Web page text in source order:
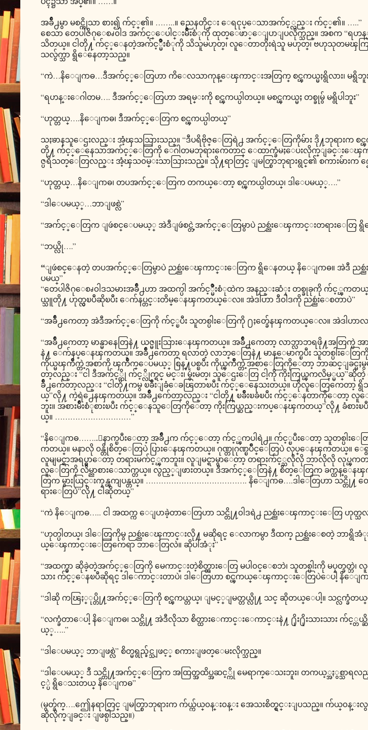
အခ်ိဳ႕မွာ မစင္ကိုသာ စား၍ က်င့္၏။ ……..။ ညေနတိုင္း ေရငုပ္ေသာအက်င့္လည္း က်င့္၏။ …..”
စေသာ တေပါဇိဂုေစၧ၀ါဒ အက်င့္ေပါင္းမ်ိဳးစံုကို ထုတ္ေဖာ္ေျပာျပလိုက္သည္။ အစက “
သိတယ္။ ငါတို႔ က်င့္ေနတဲ့အက်င့္မ်ိဳးစံုကို သိသူမဟုတ္၊ လူေတာတိုးရဲသူ မဟုတ္၊ ဗဟုသုတမၾကြယ္
သလွ်က္သာ ရွိေနေတာ့သည္။
“ကဲ…နိေျဂာဓ…ဒီအက်င့္ေတြဟာ ကိေလသာကုန္ေၾကာင္းအတြက္ စင္ၾကယ္မႈရွိလား၊ မရွိဘူး
“ရဟန္းေဂါတမ…. ဒီအက်င့္ေတြဟာ အရမ္းကို စင္ၾကယ္ပါတယ္။ မစင္ၾကယ္မႈ တစ္ခုမွ် မရွိပါဘူး”
“ဟုတ္တယ္….နိေျဂာဓ၊ ဒီအက်င့္ေတြက စင္ၾကယ္ပါတယ္”
သႏၶာနသူေဌးလည္း အံ့ၾသသြားသည္။ “ဒီပရိဗိုဇ္ေတြရဲ႕ အက်င့္ေတြကိုမ်ား ဒို႔ဘုရားက စ
တို႔ က်င့္ေနေသာအက်င့္ေတြကို ေဂါတမဘုရားကေတာင္ ေထာက္ခံမႈေပးလိုက္ျခင္းေၾ
ဇ္ပရိသတ္ေတြလည္း အံ့ၾသ၀မ္းသာသြားသည္။ သို႔ရာတြင္ ျမတ္စြာဘုရားရွင္၏ စကားမ်ားက
“ဟုတ္တယ္…နိေျဂာဓ၊ တပအက်င့္ေတြက တကယ္ေတာ့ စင္ၾကယ္ပါတယ္၊ ဒါေပမယ့္….”
“ဒါေပမယ့္…ဘာျဖစ္လဲ”
“အက်င့္ေတြက ျဖဴစင္ေပမယ့္ အဲဒီျဖဴစင္တဲ့အက်င့္ေတြမွာပဲ ညစ္ညဴးေၾကာင္းတရားေတြ ရွိ
“ဘယ္လို….”
“ျဖဴစင္ေနတဲ့ တပအက်င့္ေတြမွာပဲ ညစ္ညဴးေၾကာင္းေတြက ရွိေနတယ္ နိေျဂာဓ။ အဲဒီ ည
ပမယ္”
“တေပါဇိဂုေစၧ၀ါဒသမားအခ်ိဳ႕ဟာ အထက္ပါ အက်င့္မ်ိဳးစံုထဲက အနည္းဆံုး တစ္ခုခုကို က်င့္ၾက
ယ္သူတို႔ ဟုတ္လွၿပီဆိုၿပီး ေက်နပ္တင္းတိမ္ေနၾကတယ္ေလ။ အဲဒါဟာ ဒီ၀ါဒကို ညစ္ညဴးေစတာပဲ”
“အခ်ိဳ႕ကေတာ့ အဲဒီအက်င့္ေတြကို က်င့္ၿပီး သူတစ္ပါးေတြကို ႐ႈတ္ခ်ေနၾကတယ္ေလ။ အဲဒါဟာလ
“အခ်ိဳ႕ကေတာ့ မာန္မာနေတြနဲ႔ ယဇ္မူးသြားေနၾကတယ္။ အခ်ိဳ႕ကေတာ့ လာဘ္လာဘရဖို႔အတြက္
နဲ႔ ေက်နပ္ေနၾကတယ္။ အခ်ိဳ႕ကေတာ့ ရလာတဲ့ လာဘ္ေတြနဲ႔ မာန္ေမာက္ၿပီး သူတစ္ပါးေ
ကိုယ္မၾကိဳက္တဲ့အစာကို ၾကိဳက္ေပမယ့္ စြန္႔ပစ္ၿပီး ကိုယ္ၾကိဳက္တဲ့အစာေတြကိုေတာ့ ဘာဆင္ျခင္မ
တာ့လည္း “ငါ ဒီအက်င့္ကို က်င့္လိုက္ရင္ မင္း၊ မွဴးမတ္၊ သူေဌးေတြ ငါ့ကို ကိုးကြယ္ၾကလိမ့္မယ္”ဆို
ခ်ိဳ႕က်ေတာ့လည္း “ငါတို႔ကမွ ၿခိဳးျခံေခၽြတာၿပီး က်င့္ေနေသးတယ္။ ဟိုလူေတြကေတာ့ ရွိ
ယ္”လို႔ ကဲ့ရဲ႕ေနၾကတယ္။ အခ်ိဳ႕က်ေတာ့လည္း “ငါတို႔ ၿခိဳးၿခံၿပီး က်င့္ေနတာကိုေတာ့ လူ
ဘူး။ အစားမ်ိဳးစံုစားၿပီး က်င့္ေနသူေတြကိုေတာ့ ကိုးကြယ္ဆည္းကပ္ေနၾကတယ္”လို႔ ခံစားၿ
ယ္။ …………………………”
“နိေျဂာဓ……..ေနာက္ၿပီးေတာ့ အခ်ိဳ႕က က်င့္ေတာ့ က်င့္ၾကပါရဲ႕။ က်င့္ၿပီးေတာ့ သူတစ္ပါး
ကတယ္။ မနာလို ၀န္တိုစိတ္ေတြပဲ ပြားေနၾကတယ္။ ဂုဏ္တုဂုဏ္ၿပိဳင္ေတြပဲ လုပ္ေနၾကတယ္။ ေရွ႕တ
လူမျမင္ရာအရပ္မွာေတာ့ တရားမက်င့္ၾကဘူး။ လူျမင္ရာမွာေတာ့ တရားက်င့္သလိုလို ဘာလိုလို လုပ္
လူေတြကို လိမ္ညာစားေသာက္တယ္။ လွည့္ျဖားတယ္။ ဒီအက်င့္ေတြနဲ႔ စိတ္ေတြက ခက္ထန္
တြက မွားယြင္းကုန္ၾကျပန္တယ္။ …………………………………. နိေျဂာဓ….ဒါေတြဟာ သင္တို႔ တ
ရားေတြပဲ”လို႔ ငါဆိုတယ္”
“ကဲ နိေျဂာဓ….. ငါ အထက္က ေျပာခဲ့တာေတြဟာ သင္တို႔၀ါဒရဲ႕ ညစ္ညဴးေၾကာင္းေတြ ဟုတ္သလာ
“ဟုတ္ပါတယ္၊ ဒါေတြကိုမွ ညစ္ညဴးေၾကာင္းလို႔ မဆိုရင္ ေလာကမွာ ဒီထက္ ညစ္ညဴးေစတဲ့ ဘာရွိအံုးမွ
ယ္ေၾကာင္းေတြကေရာ ဘာေတြလဲ။ ဆိုပါအံုး”
“အထက္မွာ ဆိုခဲ့တဲ့အက်င့္ေတြကို မေကာင္းတဲ့စိတ္ထားေတြ မပါ၀င္ေစဘဲ၊ သူတစ္ပါးကို မပုတ္ခတ္ဘဲ၊ လူၾ
သား က်င့္ေနၿပီဆိုရင္ ဒါေကာင္းတာပဲ၊ ဒါေတြဟာ စင္ၾကယ္ေၾကာင္းေတြပဲေပါ့ နိေျဂာ
“ဒါဆို ကၽြႏ္ုပ္တို႔အက်င့္ေတြကို စင္ၾကယ္တယ္၊ ျမင့္ျမတ္တယ္လို႔ သင္ ဆိုတယ္ေပါ့။ သင္လက္ခံတယ္
“လက္ခံတာေပါ့ နိေျဂာဓ၊ သင္တို႔ အဲဒီလိုသာ စိတ္ထားေကာင္းေကာင္းနဲ႔ ႐ိုး႐ိုးသားသား က်င့္တ
ယ့္…..”
“ဒါေပမယ့္ ဘာျဖစ္လဲ” စိတ္မရွည္ခ်င္သျဖင့္ စကားျဖတ္ေမးလိုက္သည္။
“ဒါေပမယ့္ ဒီ သင္တို႔အက်င့္ေတြက အထြတ္အထိပ္အဆင့္ကို မေရာက္ေသးဘူး၊ တကယ့္အႏွစ္သာရ
င့္ပဲ ရွိေသးတယ္ နိေျဂာဓ”
(မွတ္ခ်က္….ဤေနရာတြင္ ျမတ္စြာဘုရားက က်ယ္က်ယ္၀န္း၀န္း အေသးစိတ္ရွင္းျပသည္။ က်ယ္၀န္
ဆိုလိုက္ျခင္း ျဖစ္ပါသည္။)